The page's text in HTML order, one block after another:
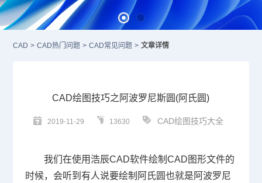
CAD > CAD热门问题 > CAD常见问题 > 文章详情
CAD绘图技巧之阿波罗尼斯圆(阿氏圆)
2019-11-29 13630 CAD绘图技巧大全
我们在使用浩辰CAD软件绘制 CAD 图形文件的
时候，会听到有人说要绘制阿氏圆也就是阿波罗尼